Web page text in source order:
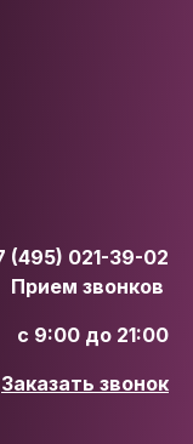
(495) 021-39-02
Прием звонков
с 9:00 до 21:00
Заказать звонок